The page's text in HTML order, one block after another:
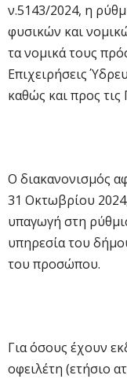
ν.5143/2024, η
φυσικών και
τα νομικά τους
Επιχειρήσεις
καθώς και προς τις
Ο διακανονισμός
31 Οκτωβρίου
υπαγωγή στη
υπηρεσία του
του προσώπου.
Για όσους έχουν
οφειλέτη (ετήσιο